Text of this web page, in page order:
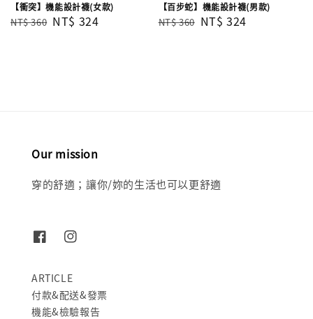
【衝突】機能設計襪(女款)
Regular
NT$ 360 Sale
NT$ 324
【百步蛇】機能設計襪(男款)
Regular
NT$ 360 Sale
NT$ 324
Our mission
穿的舒適；讓你/妳的生活也可以更舒適
ARTICLE
付款&配送&發票
機能&檢驗報告